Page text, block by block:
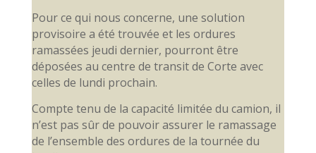
Pour ce qui nous concerne, une solution
provisoire a été trouvée et les ordures
ramassées jeudi dernier, pourront être
déposées au centre de transit de Corte avec
celles de lundi prochain.
Compte tenu de la capacité limitée du camion, il
n’est pas sûr de pouvoir assurer le ramassage
de l’ensemble des ordures de la tournée du